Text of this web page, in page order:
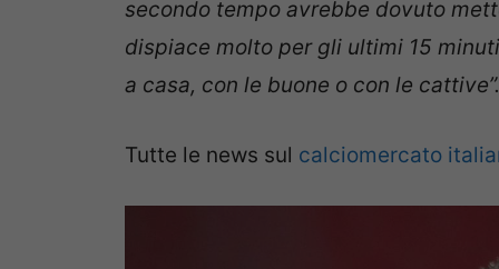
secondo tempo avrebbe dovuto
dispiace molto per gli ultimi 15
a casa, con le buone o con le cattive”.
Tutte le news sul calciomercato